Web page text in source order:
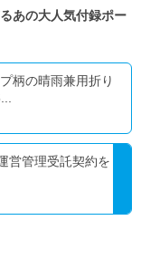
あの大人気付録ポー
柄の晴雨兼用折り
営管理受託契約を